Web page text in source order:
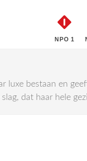
NPO 1
luxe bestaan en
dat haar hele